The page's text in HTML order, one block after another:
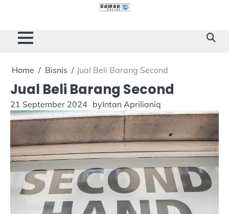
content
Home Bisnis Jual Beli Barang Second
Jual Beli Barang Second
21 September 2024 byIntan Aprilianiq